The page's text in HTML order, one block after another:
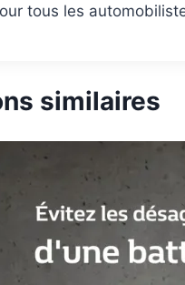
tous les
similaires